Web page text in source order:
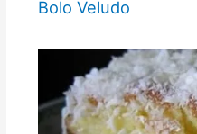
Bolo Veludo